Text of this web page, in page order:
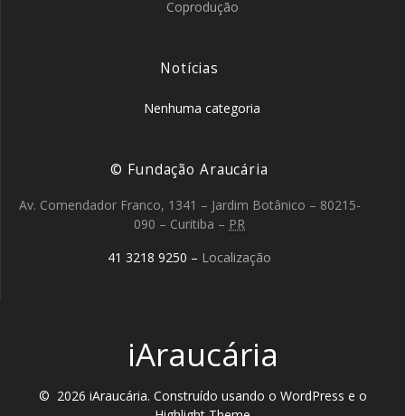
Coprodução
Notícias
Nenhuma categoria
© Fundação Araucária
Av. Comendador Franco, 1341 – Jardim Botânico – 80215-
090 – Curitiba – PR
41 3218 9250 – Localização
iAraucária
© 2026 iAraucária. Construído usando o WordPress e o